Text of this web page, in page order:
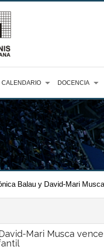
CALENDARIO DOCENCIA
Balau y David-Mari
Mari Musca